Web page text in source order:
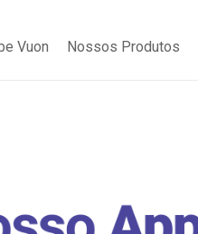
Vuon Nossos Produtos